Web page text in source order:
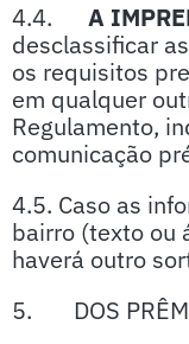
4.4. A
desclassificar
os requisitos
em qualquer
Regulamento,
comunicação
4.5. Caso as
bairro (texto ou
haverá outro
5. DOS